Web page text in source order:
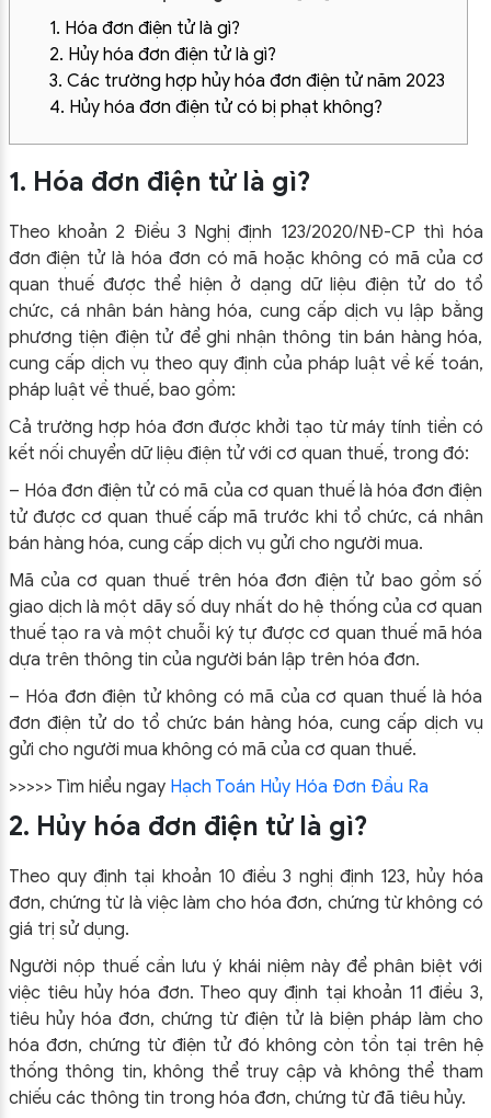
1. Hóa đơn điện tử là gì?
2. Hủy hóa đơn điện tử là gì?
3. Các trường hợp hủy hóa đơn điện tử năm 2023
4. Hủy hóa đơn điện tử có bị phạt không?
1. Hóa đơn điện tử là gì?
Theo khoản 2 Điều 3 Nghị định 123/2020/NĐ-CP thì hóa
đơn điện tử là hóa đơn có mã hoặc không có mã của cơ
quan thuế được thể hiện ở dạng dữ liệu điện tử do tổ
chức, cá nhân bán hàng hóa, cung cấp dịch vụ lập bằng
phương tiện điện tử để ghi nhận thông tin bán hàng hóa,
cung cấp dịch vụ theo quy định của pháp luật về kế toán,
pháp luật về thuế, bao gồm:
Cả trường hợp hóa đơn được khởi tạo từ máy tính tiền có
kết nối chuyển dữ liệu điện tử với cơ quan thuế, trong đó:
– Hóa đơn điện tử có mã của cơ quan thuế là hóa đơn điện
tử được cơ quan thuế cấp mã trước khi tổ chức, cá nhân
bán hàng hóa, cung cấp dịch vụ gửi cho người mua.
Mã của cơ quan thuế trên hóa đơn điện tử bao gồm số
giao dịch là một dãy số duy nhất do hệ thống của cơ quan
thuế tạo ra và một chuỗi ký tự được cơ quan thuế mã hóa
dựa trên thông tin của người bán lập trên hóa đơn.
– Hóa đơn điện tử không có mã của cơ quan thuế là hóa
đơn điện tử do tổ chức bán hàng hóa, cung cấp dịch vụ
gửi cho người mua không có mã của cơ quan thuế.
>>>>> Tìm hiểu ngay Hạch Toán Hủy Hóa Đơn Đầu Ra
2. Hủy hóa đơn điện tử là gì?
Theo quy định tại khoản 10 điều 3 nghị định 123, hủy hóa
đơn, chứng từ là việc làm cho hóa đơn, chứng từ không có
giá trị sử dụng.
Người nộp thuế cần lưu ý khái niệm này để phân biệt với
việc tiêu hủy hóa đơn. Theo quy định tại khoản 11 điều 3,
tiêu hủy hóa đơn, chứng từ điện tử là biện pháp làm cho
hóa đơn, chứng từ điện tử đó không còn tồn tại trên hệ
thống thông tin, không thể truy cập và không thể tham
chiếu các thông tin trong hóa đơn, chứng từ đã tiêu hủy.